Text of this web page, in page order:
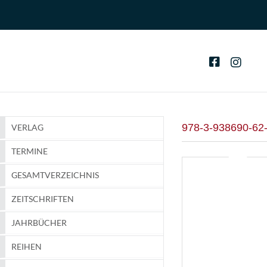
VERLAG
TERMINE
GESAMTVERZEICHNIS
ZEITSCHRIFTEN
JAHRBÜCHER
REIHEN
978-3-938690-